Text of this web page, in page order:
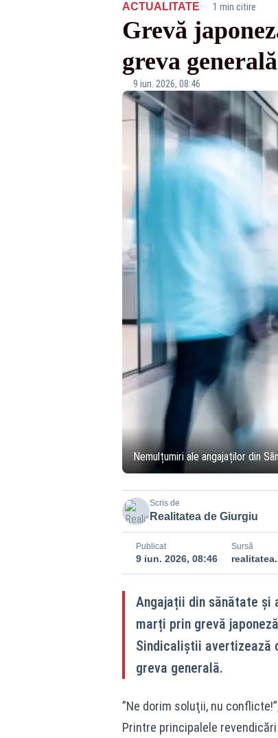
ACTUALITATE· 1 min citire
Grevă
greva generală
9 iun. 2026, 08:46
Nemulțumiri ale angajaților din
Scris de
Realitatea de Giurgiu
Publicat
9 iun. 2026, 08:46
Sursă
Angajații din sănătate
marți prin grevă
Sindicaliștii avertizează
greva generală.
”Ne dorim soluţii, nu
Printre principalele